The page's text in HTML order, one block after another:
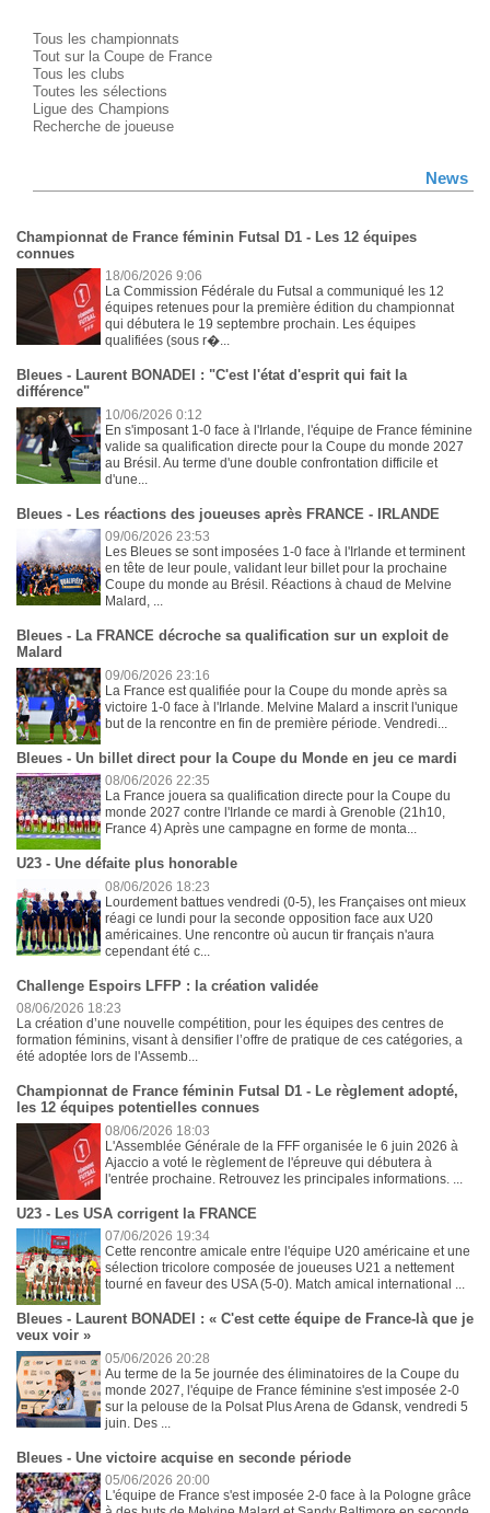
Tous les championnats
Tout sur la Coupe de France
Tous les clubs
Toutes les sélections
Ligue des Champions
Recherche de joueuse
News
Championnat de France féminin Futsal D1 - Les 12 équipes
connues
18/06/2026 9:06
La Commission Fédérale du Futsal a communiqué les 12
équipes retenues pour la première édition du championnat
qui débutera le 19 septembre prochain. Les équipes
qualifiées (sous r�...
Bleues - Laurent BONADEI : "C'est l'état d'esprit qui fait la
différence"
10/06/2026 0:12
En s'imposant 1-0 face à l'Irlande, l'équipe de France féminine
valide sa qualification directe pour la Coupe du monde 2027
au Brésil. Au terme d'une double confrontation difficile et
d'une...
Bleues - Les réactions des joueuses après FRANCE - IRLANDE
09/06/2026 23:53
Les Bleues se sont imposées 1-0 face à l'Irlande et terminent
en tête de leur poule, validant leur billet pour la prochaine
Coupe du monde au Brésil. Réactions à chaud de Melvine
Malard, ...
Bleues - La FRANCE décroche sa qualification sur un exploit de
Malard
09/06/2026 23:16
La France est qualifiée pour la Coupe du monde après sa
victoire 1-0 face à l'Irlande. Melvine Malard a inscrit l'unique
but de la rencontre en fin de première période. Vendredi...
Bleues - Un billet direct pour la Coupe du Monde en jeu ce mardi
08/06/2026 22:35
La France jouera sa qualification directe pour la Coupe du
monde 2027 contre l'Irlande ce mardi à Grenoble (21h10,
France 4) Après une campagne en forme de monta...
U23 - Une défaite plus honorable
08/06/2026 18:23
Lourdement battues vendredi (0-5), les Françaises ont mieux
réagi ce lundi pour la seconde opposition face aux U20
américaines. Une rencontre où aucun tir français n'aura
cependant été c...
Challenge Espoirs LFFP : la création validée
08/06/2026 18:23
La création d’une nouvelle compétition, pour les équipes des centres de
formation féminins, visant à densifier l’offre de pratique de ces catégories, a
été adoptée lors de l'Assemb...
Championnat de France féminin Futsal D1 - Le règlement adopté,
les 12 équipes potentielles connues
08/06/2026 18:03
L'Assemblée Générale de la FFF organisée le 6 juin 2026 à
Ajaccio a voté le règlement de l'épreuve qui débutera à
l'entrée prochaine. Retrouvez les principales informations. ...
U23 - Les USA corrigent la FRANCE
07/06/2026 19:34
Cette rencontre amicale entre l'équipe U20 américaine et une
sélection tricolore composée de joueuses U21 a nettement
tourné en faveur des USA (5-0). Match amical international ...
Bleues - Laurent BONADEI : « C'est cette équipe de France-là que je
veux voir »
05/06/2026 20:28
Au terme de la 5e journée des éliminatoires de la Coupe du
monde 2027, l'équipe de France féminine s'est imposée 2-0
sur la pelouse de la Polsat Plus Arena de Gdansk, vendredi 5
juin. Des ...
Bleues - Une victoire acquise en seconde période
05/06/2026 20:00
L'équipe de France s'est imposée 2-0 face à la Pologne grâce